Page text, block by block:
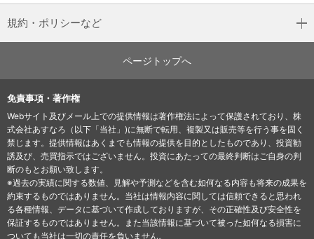
規約・ポリシーなど
ページトップへ
免責事項・著作権
Webサイト及びメール上での提供情報は著作権法によって保護されており、株
式会社あすなろ（以下「当社」)に無断で転用、複製又は販売等を行う事を固く
禁じます。提供情報はあくまでも情報の提供を目的としたものであり、投資勧
誘及び、売買指示ではございません。投資にあたっての最終判断はご自身の判
断のもとお願い致します。
※過去の実績に関する数値、見解や予測などを含む如何なる内容も将来の成果を
約束するものではありません。当社は情報内容に関しては信頼できると思われ
る各種情報、データに基づいて作成しておりますが、その正確性及び安全性を
保証するものではありません。また当該情報に基づいて被った如何なる損害に
ついても当社は一切の責任を負いません。